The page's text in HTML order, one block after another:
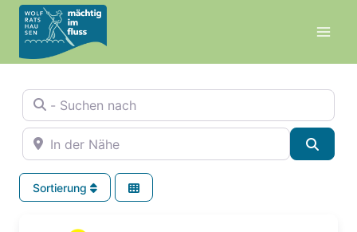
Zum
Inhalt
springen
- Suchen nach
In der Nähe
Sortierung